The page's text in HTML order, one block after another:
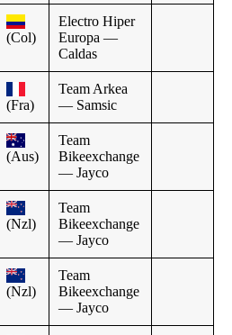
(Col)
Electro Hiper
Europa —
Caldas
(Fra)
Team Arkea
— Samsic
(Aus)
Team
Bikeexchange
— Jayco
(Nzl)
Team
Bikeexchange
— Jayco
(Nzl)
Team
Bikeexchange
— Jayco